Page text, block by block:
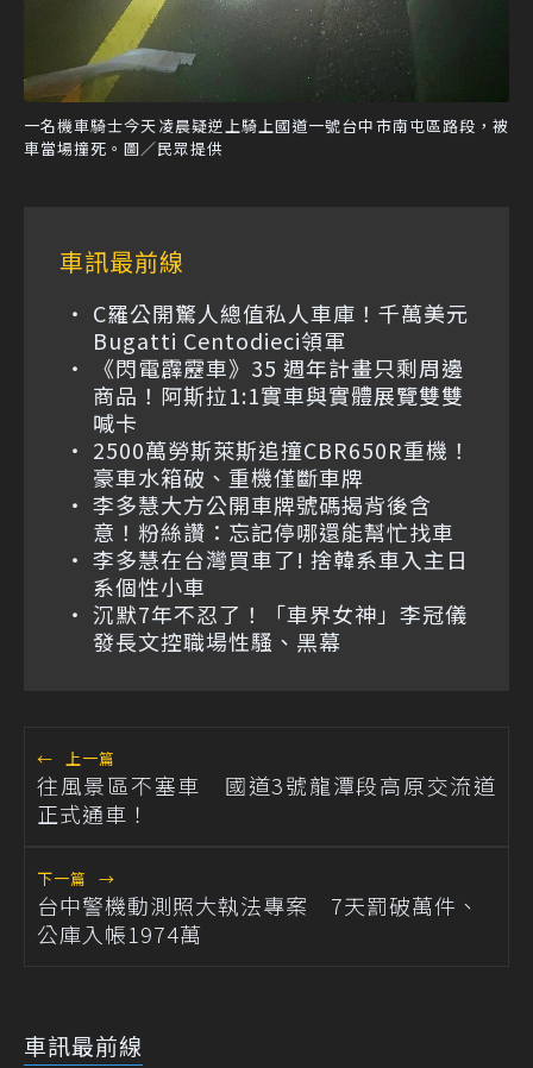
一名機車騎士今天凌晨疑逆上騎上國道一號台中市南屯區路段，被
車當場撞死。圖／民眾提供
車訊最前線
C羅公開驚人總值私人車庫！千萬美元
Bugatti Centodieci領軍
《閃電霹靂車》35 週年計畫只剩周邊
商品！阿斯拉1:1實車與實體展覽雙雙
喊卡
2500萬勞斯萊斯追撞CBR650R重機！
豪車水箱破、重機僅斷車牌
李多慧大方公開車牌號碼揭背後含
意！粉絲讚：忘記停哪還能幫忙找車
李多慧在台灣買車了! 捨韓系車入主日
系個性小車
沉默7年不忍了！「車界女神」李冠儀
發長文控職場性騷、黑幕
← 上一篇
往風景區不塞車 國道3號龍潭段高原交流道
正式通車！
下一篇 →
台中警機動測照大執法專案 7天罰破萬件、
公庫入帳1974萬
車訊最前線